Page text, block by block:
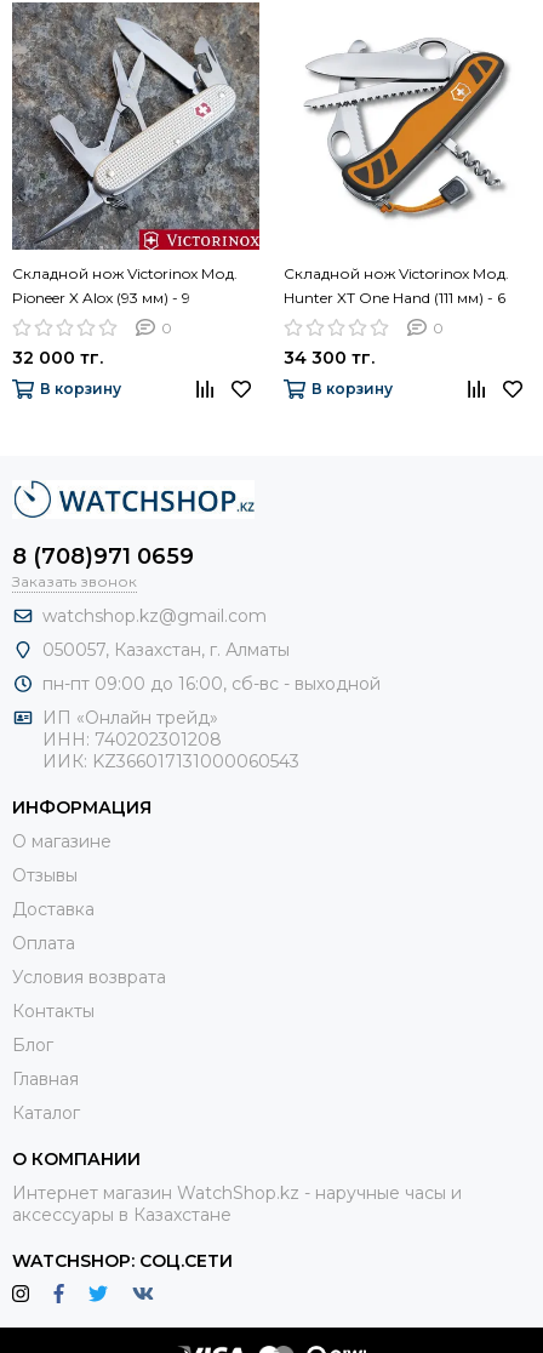
Складной нож Victorinox Мод.
Pioneer X Alox (93 мм) - 9
функций
0
32 000 тг.
В корзину
Складной нож Victorinox Мод.
Hunter XT One Hand (111 мм) - 6
функций
0
34 300 тг.
В корзину
8 (708)971 0659
Заказать звонок
watchshop.kz@gmail.com
050057, Казахстан, г. Алматы
пн-пт 09:00 до 16:00, сб-вс - выходной
ИП «Онлайн трейд»
ИНН: 740202301208
ИИК: KZ366017131000060543
ИНФОРМАЦИЯ
О магазине
Отзывы
Доставка
Оплата
Условия возврата
Контакты
Блог
Главная
Каталог
О КОМПАНИИ
Интернет магазин WatchShop.kz - наручные часы и
аксессуары в Казахстане
WATCHSHOP: СОЦ.СЕТИ